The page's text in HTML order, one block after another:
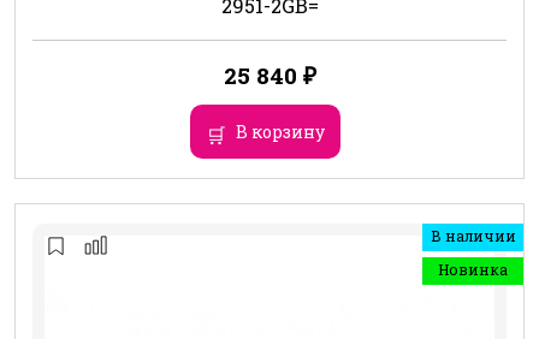
2951-2GB=
25 840 ₽
В корзину
В наличии
Новинка